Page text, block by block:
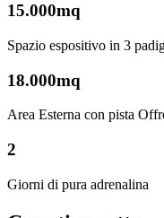
15.000mq
Spazio espositivo in 3
18.000mq
Area Esterna con pista
2
Giorni di pura adrenalina